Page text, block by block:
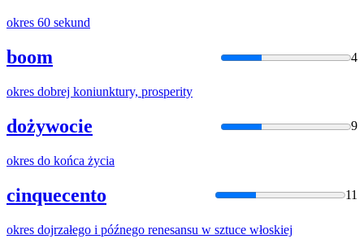
okres 60 sekund
boom 4
okres dobrej koniunktury, prosperity
dożywocie 9
okres do końca życia
cinquecento 11
okres dojrzałego i późnego renesansu w sztuce włoskiej